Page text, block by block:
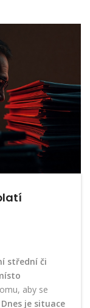
střední či
aby se
Dnes je situace